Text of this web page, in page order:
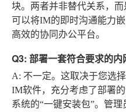
块。两者并非替代关系，而
可以将IM的即时沟通能力
高效的协同办公平台。
Q3: 部署一套符合要求的内
A: 不一定。这取决于您选
IM软件，充分考虑了部署
系统的“一键安装包”。管